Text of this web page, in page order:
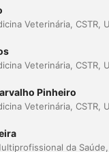
Veterinária, CSTR,
Veterinária, CSTR,
Pinheiro
Veterinária, CSTR,
da Saúde,